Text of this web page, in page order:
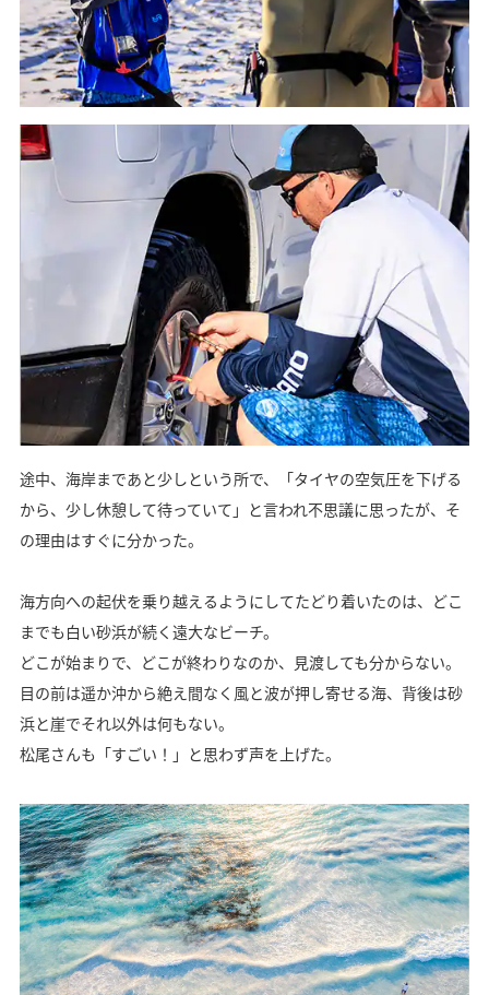
途中、海岸まであと少しという所で、「タイヤの空気圧を下げる
から、少し休憩して待っていて」と言われ不思議に思ったが、そ
の理由はすぐに分かった。
海方向への起伏を乗り越えるようにしてたどり着いたのは、どこ
までも白い砂浜が続く遠大なビーチ。
どこが始まりで、どこが終わりなのか、見渡しても分からない。
目の前は遥か沖から絶え間なく風と波が押し寄せる海、背後は砂
浜と崖でそれ以外は何もない。
松尾さんも「すごい！」と思わず声を上げた。